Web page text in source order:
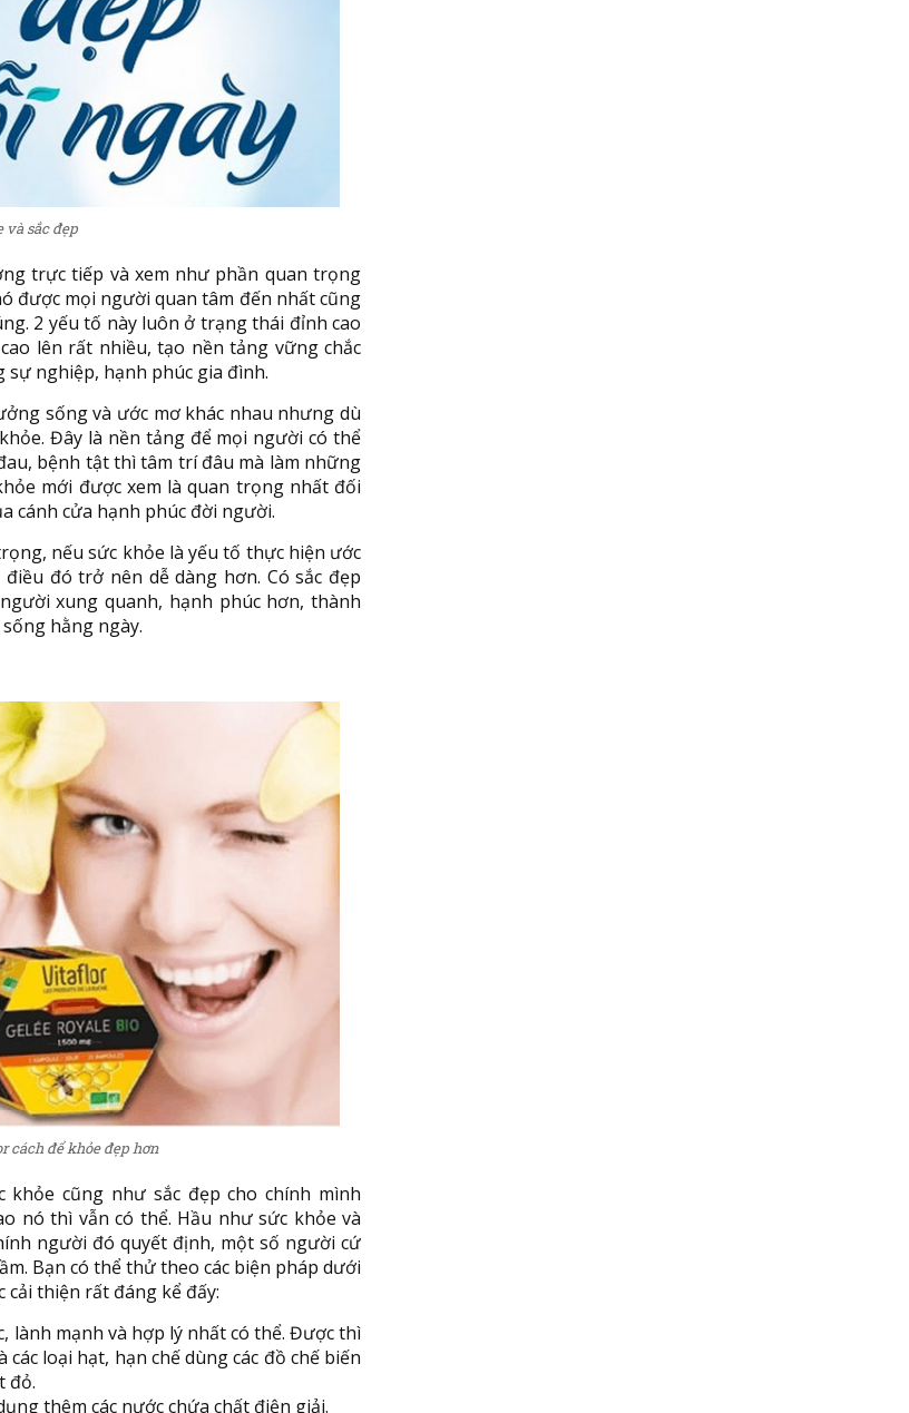
và sắc đẹp
trực tiếp và xem như phần quan trọng
được mọi người quan tâm đến nhất cũng
2 yếu tố này luôn ở trạng thái đỉnh cao
lên rất nhiều, tạo nền tảng vững chắc
nghiệp, hạnh phúc gia đình.
sống và ước mơ khác nhau nhưng dù
Đây là nền tảng để mọi người có thể
bệnh tật thì tâm trí đâu mà làm những
mới được xem là quan trọng nhất đối
cánh cửa hạnh phúc đời người.
nếu sức khỏe là yếu tố thực hiện ước
đó trở nên dễ dàng hơn. Có sắc đẹp
xung quanh, hạnh phúc hơn, thành
hằng ngày.
cách để khỏe đẹp hơn
cũng như sắc đẹp cho chính mình
nó thì vẫn có thể. Hầu như sức khỏe và
người đó quyết định, một số người cứ
Bạn có thể thử theo các biện pháp dưới
cải thiện rất đáng kể đấy:
lành mạnh và hợp lý nhất có thể. Được thì
loại hạt, hạn chế dùng các đồ chế biến
đỏ.
thêm các nước chứa chất điện giải.